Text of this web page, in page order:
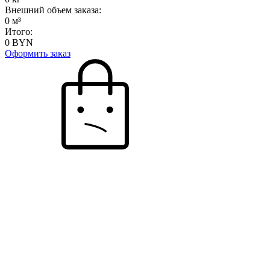
Внешний объем заказа:
0 м³
Итого:
0 BYN
Оформить заказ